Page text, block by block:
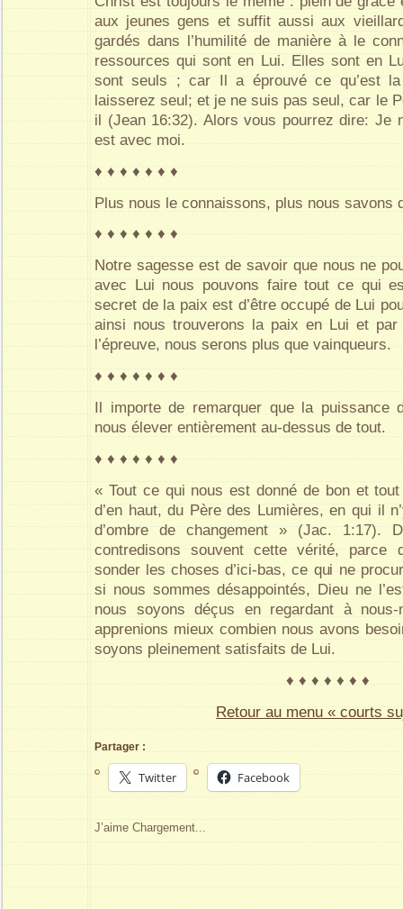
aux jeunes gens et suffit aussi aux
gardés dans l’humilité de manière à le
ressources qui sont en Lui. Elles sont en
sont seuls ; car Il a éprouvé ce qu’est
laisserez seul; et je ne suis pas seul, car le
il (Jean 16:32). Alors vous pourrez dire: Je
est avec moi.
♦ ♦ ♦ ♦ ♦ ♦ ♦
Plus nous le connaissons, plus nous savons
♦ ♦ ♦ ♦ ♦ ♦ ♦
Notre sagesse est de savoir que nous ne
avec Lui nous pouvons faire tout ce qui
secret de la paix est d’être occupé de Lui
ainsi nous trouverons la paix en Lui et
l’épreuve, nous serons plus que vainqueurs.
♦ ♦ ♦ ♦ ♦ ♦ ♦
Il importe de remarquer que la puissance
nous élever entièrement au-dessus de tout.
♦ ♦ ♦ ♦ ♦ ♦ ♦
« Tout ce qui nous est donné de bon et
d’en haut, du Père des Lumières, en qui il
d’ombre de changement » (Jac. 1:17).
contredisons souvent cette vérité, parce
sonder les choses d’ici-bas, ce qui ne
si nous sommes désappointés, Dieu ne
nous soyons déçus en regardant à
apprenions mieux combien nous avons
soyons pleinement satisfaits de Lui.
♦ ♦ ♦ ♦ ♦ ♦ ♦
Retour au menu « courts
Partager :
Twitter Facebook
J’aime Chargement...